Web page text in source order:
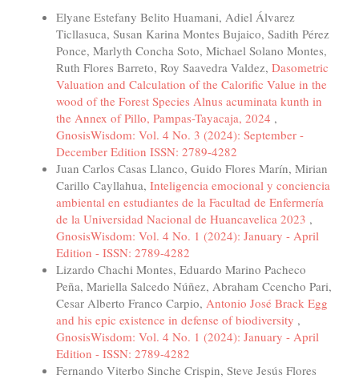
Elyane Estefany Belito Huamani, Adiel Álvarez
Ticllasuca, Susan Karina Montes Bujaico, Sadith Pérez
Ponce, Marlyth Concha Soto, Michael Solano Montes,
Ruth Flores Barreto, Roy Saavedra Valdez, Dasometric
Valuation and Calculation of the Calorific Value in the
wood of the Forest Species Alnus acuminata kunth in
the Annex of Pillo, Pampas-Tayacaja, 2024 ,
GnosisWisdom: Vol. 4 No. 3 (2024): September -
December Edition ISSN: 2789-4282
Juan Carlos Casas Llanco, Guido Flores Marín, Mirian
Carillo Cayllahua, Inteligencia emocional y conciencia
ambiental en estudiantes de la Facultad de Enfermería
de la Universidad Nacional de Huancavelica 2023 ,
GnosisWisdom: Vol. 4 No. 1 (2024): January - April
Edition - ISSN: 2789-4282
Lizardo Chachi Montes, Eduardo Marino Pacheco
Peña, Mariella Salcedo Núñez, Abraham Ccencho Pari,
Cesar Alberto Franco Carpio, Antonio José Brack Egg
and his epic existence in defense of biodiversity ,
GnosisWisdom: Vol. 4 No. 1 (2024): January - April
Edition - ISSN: 2789-4282
Fernando Viterbo Sinche Crispin, Steve Jesús Flores